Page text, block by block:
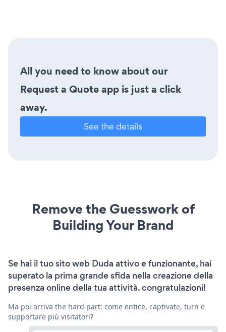
All you need to know about our
Request a Quote app is just a click
away.
See the details
Remove the Guesswork of
Building Your Brand
Se hai il tuo sito web Duda attivo e funzionante, hai
superato la prima grande sfida nella creazione della
presenza online della tua attività. congratulazioni!
Ma poi arriva the hard part: come entice, captivate, turn e
supportare più visitatori?